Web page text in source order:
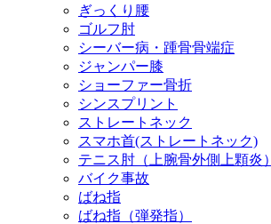
ぎっくり腰
ゴルフ肘
シーバー病・踵骨骨端症
ジャンパー膝
ショーファー骨折
シンスプリント
ストレートネック
スマホ首(ストレートネック)
テニス肘（上腕骨外側上顆炎）
バイク事故
ばね指
ばね指（弾発指）